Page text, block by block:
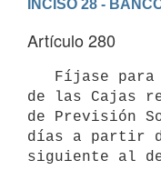
INCISO 28 -
Artículo 280
de las Cajas
de Previsión
días a partir
siguiente al